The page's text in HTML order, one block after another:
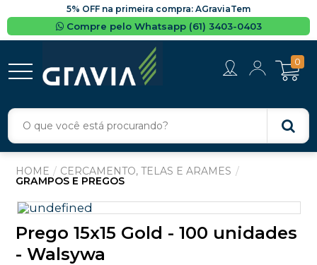
5% OFF na primeira compra: AGraviaTem
Compre pelo Whatsapp (61) 3403-0403
0
CERCAMENTO, TELAS E ARAMES
GRAMPOS E PREGOS
Prego 15x15 Gold - 100 unidades
- Walsywa